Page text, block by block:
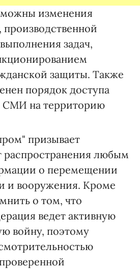
изменения
задач,
защиты. Также
порядок доступа
СМИ на территорию
призывает
распространения любым
о перемещении
и вооружения. Кроме
о том, что
ведет активную
войну, поэтому